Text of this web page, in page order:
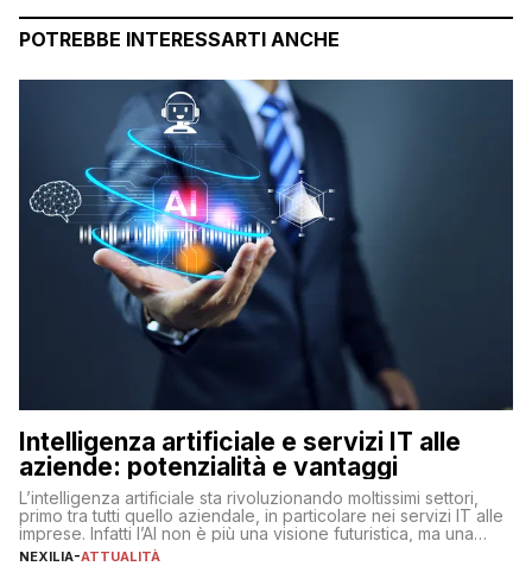
POTREBBE INTERESSARTI ANCHE
Intelligenza artificiale e servizi IT alle
aziende: potenzialità e vantaggi
L’intelligenza artificiale sta rivoluzionando moltissimi settori,
primo tra tutti quello aziendale, in particolare nei servizi IT alle
imprese. Infatti l’AI non è più una visione futuristica, ma una
realtà operativa che sta portando a un cambio significativo in
NEXILIA-ATTUALITÀ